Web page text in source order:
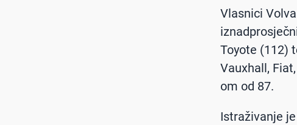
Vlasnici
Toyote (112)
Vauxhall,
om od 87.
Istraživanje